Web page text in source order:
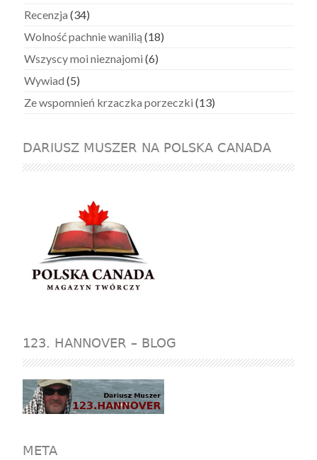
Recenzja (34)
Wolność pachnie wanilią (18)
Wszyscy moi nieznajomi (6)
Wywiad (5)
Ze wspomnień krzaczka porzeczki (13)
DARIUSZ MUSZER NA POLSKA CANADA
123. HANNOVER – BLOG
META